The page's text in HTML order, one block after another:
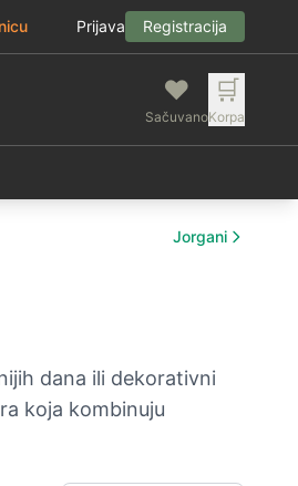
Prijava Registracija
❤️
Sačuvano
🛒
Korpa
Jorgani
dana ili dekorativni
koja kombinuju